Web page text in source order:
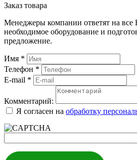
Заказ товара
Менеджеры компании ответят на
необходимое оборудование и
предложение.
Имя *
Телефон *
E-mail *
Комментарий:
Я согласен на обработку